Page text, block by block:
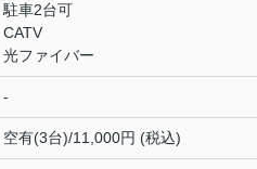
駐車2台可
CATV
光ファイバー
-
空有(3台)/11,000円 (税込)